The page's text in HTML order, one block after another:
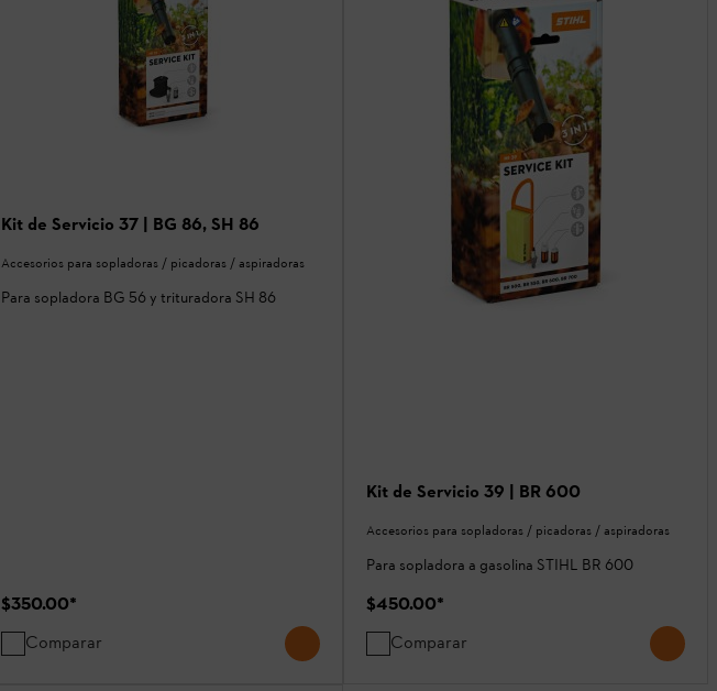
Kit de Servicio 37 | BG 86, SH 86
Accesorios para sopladoras / picadoras / aspiradoras
Para sopladora BG 56 y trituradora SH 86
$350.00*
Comparar
Kit de Servicio 39 | BR 600
Accesorios para sopladoras / picadoras / aspiradoras
Para sopladora a gasolina STIHL BR 600
$450.00*
Comparar